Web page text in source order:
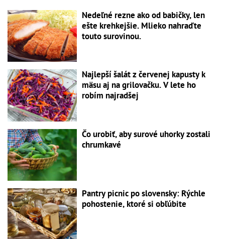
Nedeľné rezne ako od babičky, len
ešte krehkejšie. Mlieko nahraďte
touto surovinou.
Najlepší šalát z červenej kapusty k
mäsu aj na grilovačku. V lete ho
robím najradšej
Čo urobiť, aby surové uhorky zostali
chrumkavé
Pantry picnic po slovensky: Rýchle
pohostenie, ktoré si obľúbite